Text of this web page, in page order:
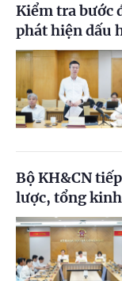
Kiểm tra bước
phát hiện dấu
Bộ KH&CN
lược, tổng